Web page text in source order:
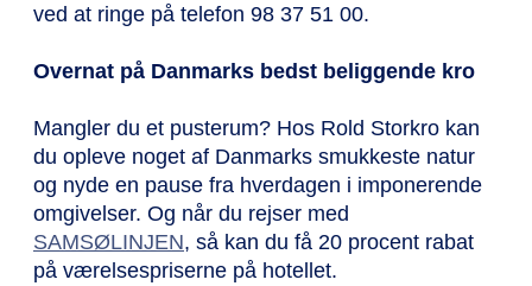
ved at ringe på telefon 98 37 51 00.
Overnat på Danmarks bedst beliggende kro
Mangler du et pusterum? Hos Rold Storkro kan
du opleve noget af Danmarks smukkeste natur
og nyde en pause fra hverdagen i imponerende
omgivelser. Og når du rejser med
SAMSØLINJEN, så kan du få 20 procent rabat
på værelsespriserne på hotellet.